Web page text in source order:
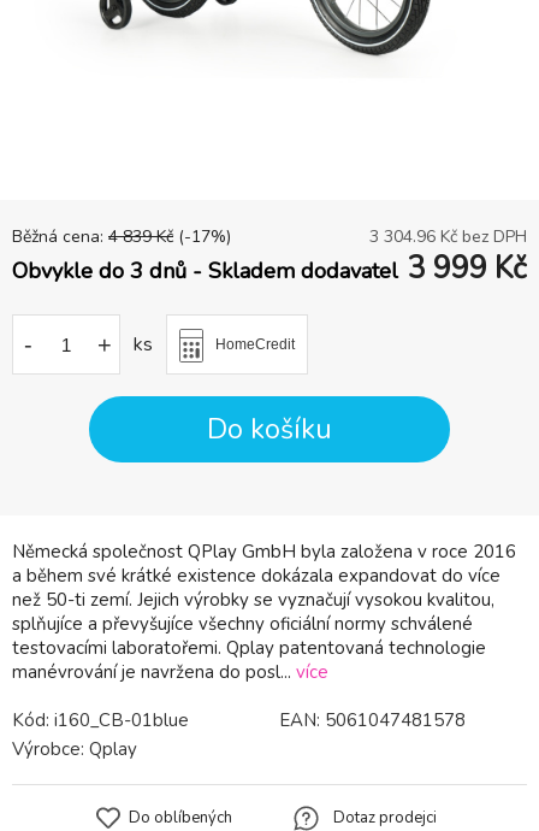
Německá společnost QPlay GmbH byla založena v roce 2016
a během své krátké existence dokázala expandovat do více
než 50-ti zemí. Jejich výrobky se vyznačují vysokou kvalitou,
splňujíce a převyšujíce všechny oficiální normy schválené
testovacími laboratořemi. Qplay patentovaná technologie
manévrování je navržena do posl... více
Běžná cena: 4 839 Kč (-17%) 3 304.96 Kč bez DPH
Obvykle do 3 dnů - Skladem dodavatel 3 999 Kč
- + ks HomeCredit
Do košíku
Kód: i160_CB-01blue EAN: 5061047481578
Výrobce: Qplay
Do oblíbených
Dotaz prodejci